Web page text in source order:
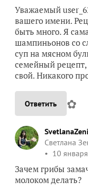
Уважаемый
вашего имени.
быть много. Я
шампиньонов со
суп на мясном
семейный
свой. Никакого
Ответить ✿
Светлана
10
Зачем грибы
молоком делать?